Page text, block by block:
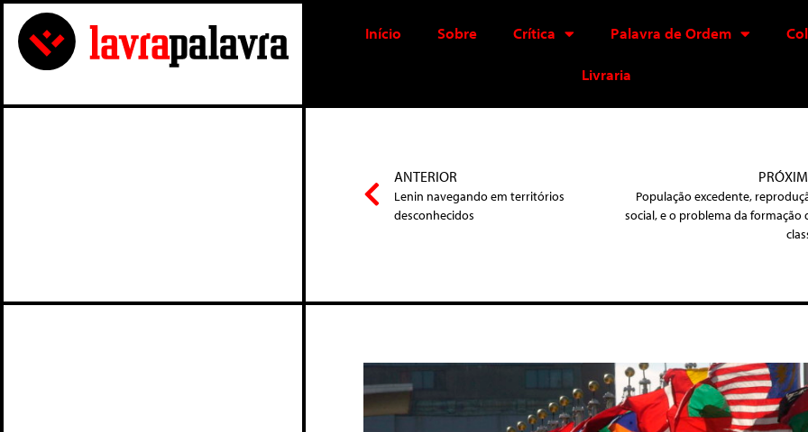
Início Sobre Crítica Palavra de Ordem
Livraria
ANTERIOR
Lenin navegando em territórios
desconhecidos
População excedente,
social, e o problema da formação